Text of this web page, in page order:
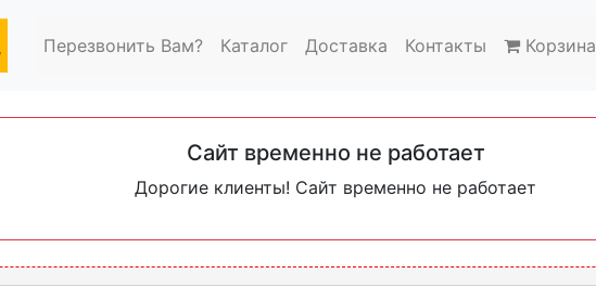
Перезвонить Вам? Каталог Доставка Контакты Корзина
Сайт временно не работает
Дорогие клиенты! Сайт временно не работает